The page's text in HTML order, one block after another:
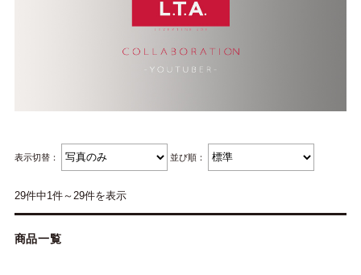
表示切替： 並び順：
29件中1件～29件を表示
商品一覧